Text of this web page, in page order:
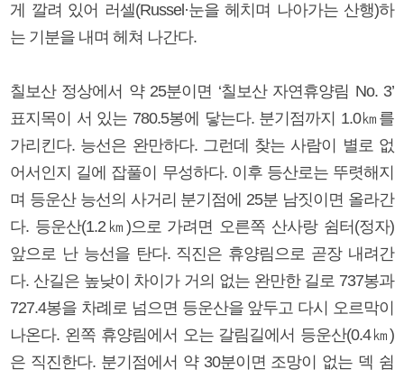
게 깔려 있어 러셀(Russel·눈을 헤치며 나아가는 산행)하
는 기분을 내며 헤쳐 나간다.
칠보산 정상에서 약 25분이면 ‘칠보산 자연휴양림 No. 3’
표지목이 서 있는 780.5봉에 닿는다. 분기점까지 1.0㎞를
가리킨다. 능선은 완만하다. 그런데 찾는 사람이 별로 없
어서인지 길에 잡풀이 무성하다. 이후 등산로는 뚜렷해지
며 등운산 능선의 사거리 분기점에 25분 남짓이면 올라간
다. 등운산(1.2㎞)으로 가려면 오른쪽 산사랑 쉼터(정자)
앞으로 난 능선을 탄다. 직진은 휴양림으로 곧장 내려간
다. 산길은 높낮이 차이가 거의 없는 완만한 길로 737봉과
727.4봉을 차례로 넘으면 등운산을 앞두고 다시 오르막이
나온다. 왼쪽 휴양림에서 오는 갈림길에서 등운산(0.4㎞)
은 직진한다. 분기점에서 약 30분이면 조망이 없는 덱 쉼